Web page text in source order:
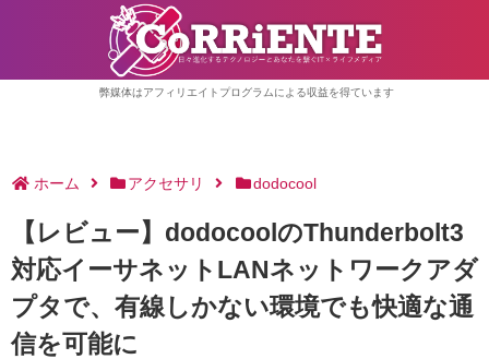
弊媒体はアフィリエイトプログラムによる収益を得ています
ホーム アクセサリ dodocool
【レビュー】dodocoolのThunderbolt3
対応イーサネットLANネットワークアダ
プタで、有線しかない環境でも快適な通
信を可能に